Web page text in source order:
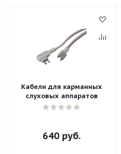
Кабели для карманных
слуховых аппаратов
640 руб.